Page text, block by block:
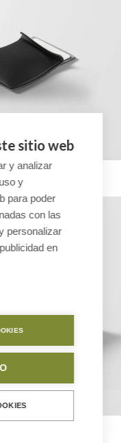
sitio web
y analizar
y
para poder
con las
personalizar
en